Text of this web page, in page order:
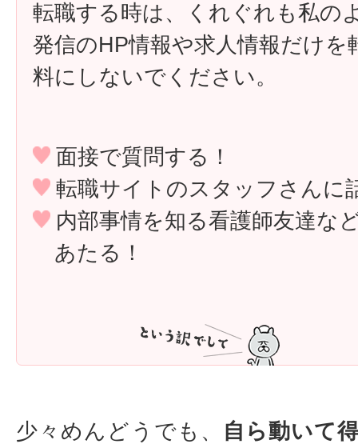
転職する時は、くれぐれも私の
発信のHP情報や求人情報だけを
料にしないでください。
面接で質問する！
転職サイトのスタッフさんに
内部事情を知る看護師友達な
あたる！
少々めんどうでも、
自ら動いて